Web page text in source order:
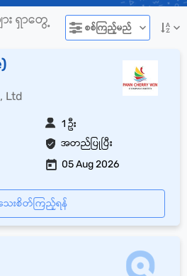
ား ရှာတွေ့
စစ်ကြည့်မည်
Ltd
အတည်ပြုပြီး
1 ဦး
05 Aug 2026
ေးစိတ်ကြည့်ရန်